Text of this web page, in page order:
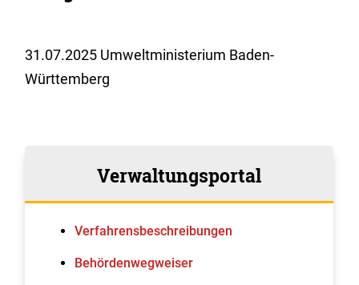
31.07.2025 Umweltministerium Baden-
Württemberg
Verwaltungsportal
Verfahrens­beschreibungen
Behördenwegweiser